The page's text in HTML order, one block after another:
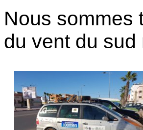
Nous sommes
du vent du